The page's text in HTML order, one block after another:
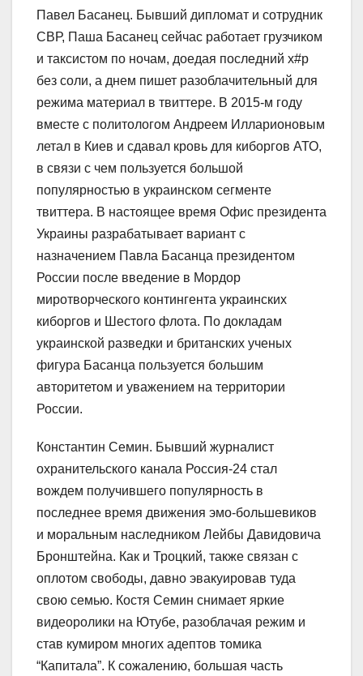
Павел Басанец. Бывший дипломат и сотрудник
СВР, Паша Басанец сейчас работает грузчиком
и таксистом по ночам, доедая последний х#р
без соли, а днем пишет разоблачительный для
режима материал в твиттере. В 2015-м году
вместе с политологом Андреем Илларионовым
летал в Киев и сдавал кровь для киборгов АТО,
в связи с чем пользуется большой
популярностью в украинском сегменте
твиттера. В настоящее время Офис президента
Украины разрабатывает вариант с
назначением Павла Басанца президентом
России после введение в Мордор
миротворческого контингента украинских
киборгов и Шестого флота. По докладам
украинской разведки и британских ученых
фигура Басанца пользуется большим
авторитетом и уважением на территории
России.
Константин Семин. Бывший журналист
охранительского канала Россия-​24 стал
вождем получившего популярность в
последнее время движения эмо-​большевиков
и моральным наследником Лейбы Давидовича
Бронштейна. Как и Троцкий, также связан с
оплотом свободы, давно эвакуировав туда
свою семью. Костя Семин снимает яркие
видеоролики на Ютубе, разоблачая режим и
став кумиром многих адептов томика
“Капитала”. К сожалению, большая часть